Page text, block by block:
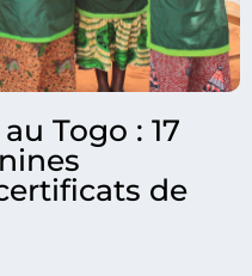
Togo : 17
de